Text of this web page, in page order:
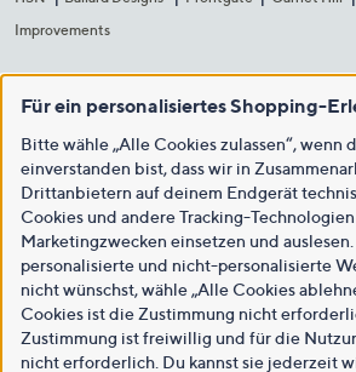
Improvements
Für ein personalisiertes Shopping-
Bitte wähle „Alle Cookies zulassen“, wenn
einverstanden bist, dass wir in
Drittanbietern auf deinem Endgerät
Cookies und andere Tracking-
Marketingzwecken einsetzen und
personalisierte und nicht-personalisierte
nicht wünschst, wähle „Alle Cookies
Cookies ist die Zustimmung nicht
Zustimmung ist freiwillig und für die
nicht erforderlich. Du kannst sie jederzeit